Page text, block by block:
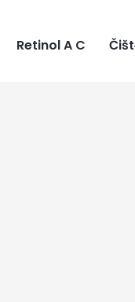
Retinol A C